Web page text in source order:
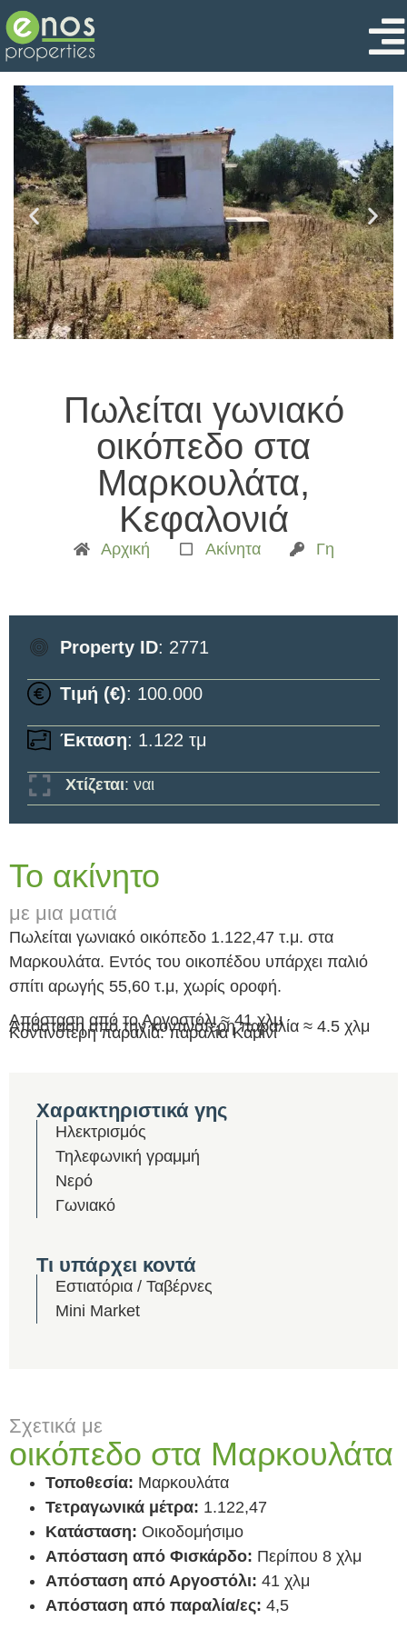
Πωλείται γωνιακό
οικόπεδο στα
Μαρκουλάτα,
Κεφαλονιά
Αρχική Ακίνητα Γη
Property ID: 2771
Τιμή (€): 100.000
Έκταση: 1.122 τμ
Χτίζεται: ναι
Το ακίνητο
με μια ματιά
Πωλείται γωνιακό οικόπεδο 1.122,47 τ.μ. στα
Μαρκουλάτα. Εντός του οικοπέδου υπάρχει παλιό
σπίτι αρωγής 55,60 τ.μ, χωρίς οροφή.
Απόσταση από το Αργοστόλι ≈ 41 χλμ
Απόσταση από την κοντινότερη παραλία ≈ 4.5 χλμ
Κοντινότερη παραλία: παραλία Καμίνι
Χαρακτηριστικά γης
Ηλεκτρισμός
Τηλεφωνική γραμμή
Νερό
Γωνιακό
Τι υπάρχει κοντά
Εστιατόρια / Ταβέρνες
Mini Market
Σχετικά με
οικόπεδο στα Μαρκουλάτα
Τοποθεσία: Μαρκουλάτα
Τετραγωνικά μέτρα: 1.122,47
Κατάσταση: Οικοδομήσιμο
Απόσταση από Φισκάρδο: Περίπου 8 χλμ
Απόσταση από Αργοστόλι: 41 χλμ
Απόσταση από παραλία/ες: 4,5